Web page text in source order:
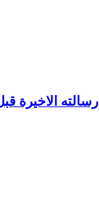
الاخيرة